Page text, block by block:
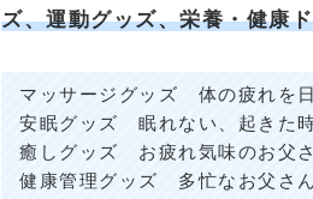
ズ、運動グッズ、栄養・健康
マッサージグッズ 体の疲れを
安眠グッズ 眠れない、起きた
癒しグッズ お疲れ気味のお父
健康管理グッズ 多忙なお父さ